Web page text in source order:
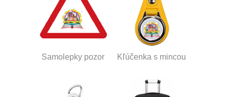
Samolepky pozor Kľúčenka s mincou